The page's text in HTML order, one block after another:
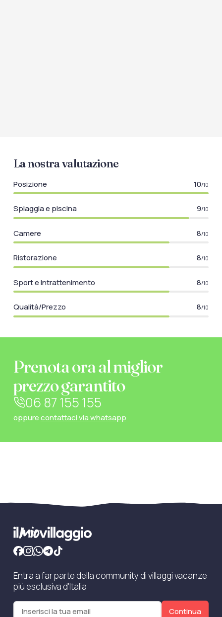
La nostra valutazione
Posizione 10/10
Spiaggia e piscina 9/10
Camere 8/10
Ristorazione 8/10
Sport e Intrattenimento 8/10
Qualità/Prezzo 8/10
Prenota ora al miglior
prezzo garantito
06 87 155 155
oppurecontattaci via whatsapp
Entra a far parte della community di villaggi vacanze
più esclusiva d'Italia
Continua